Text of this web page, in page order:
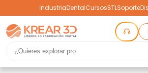
IndustriaDentalCursosSTLSoporte